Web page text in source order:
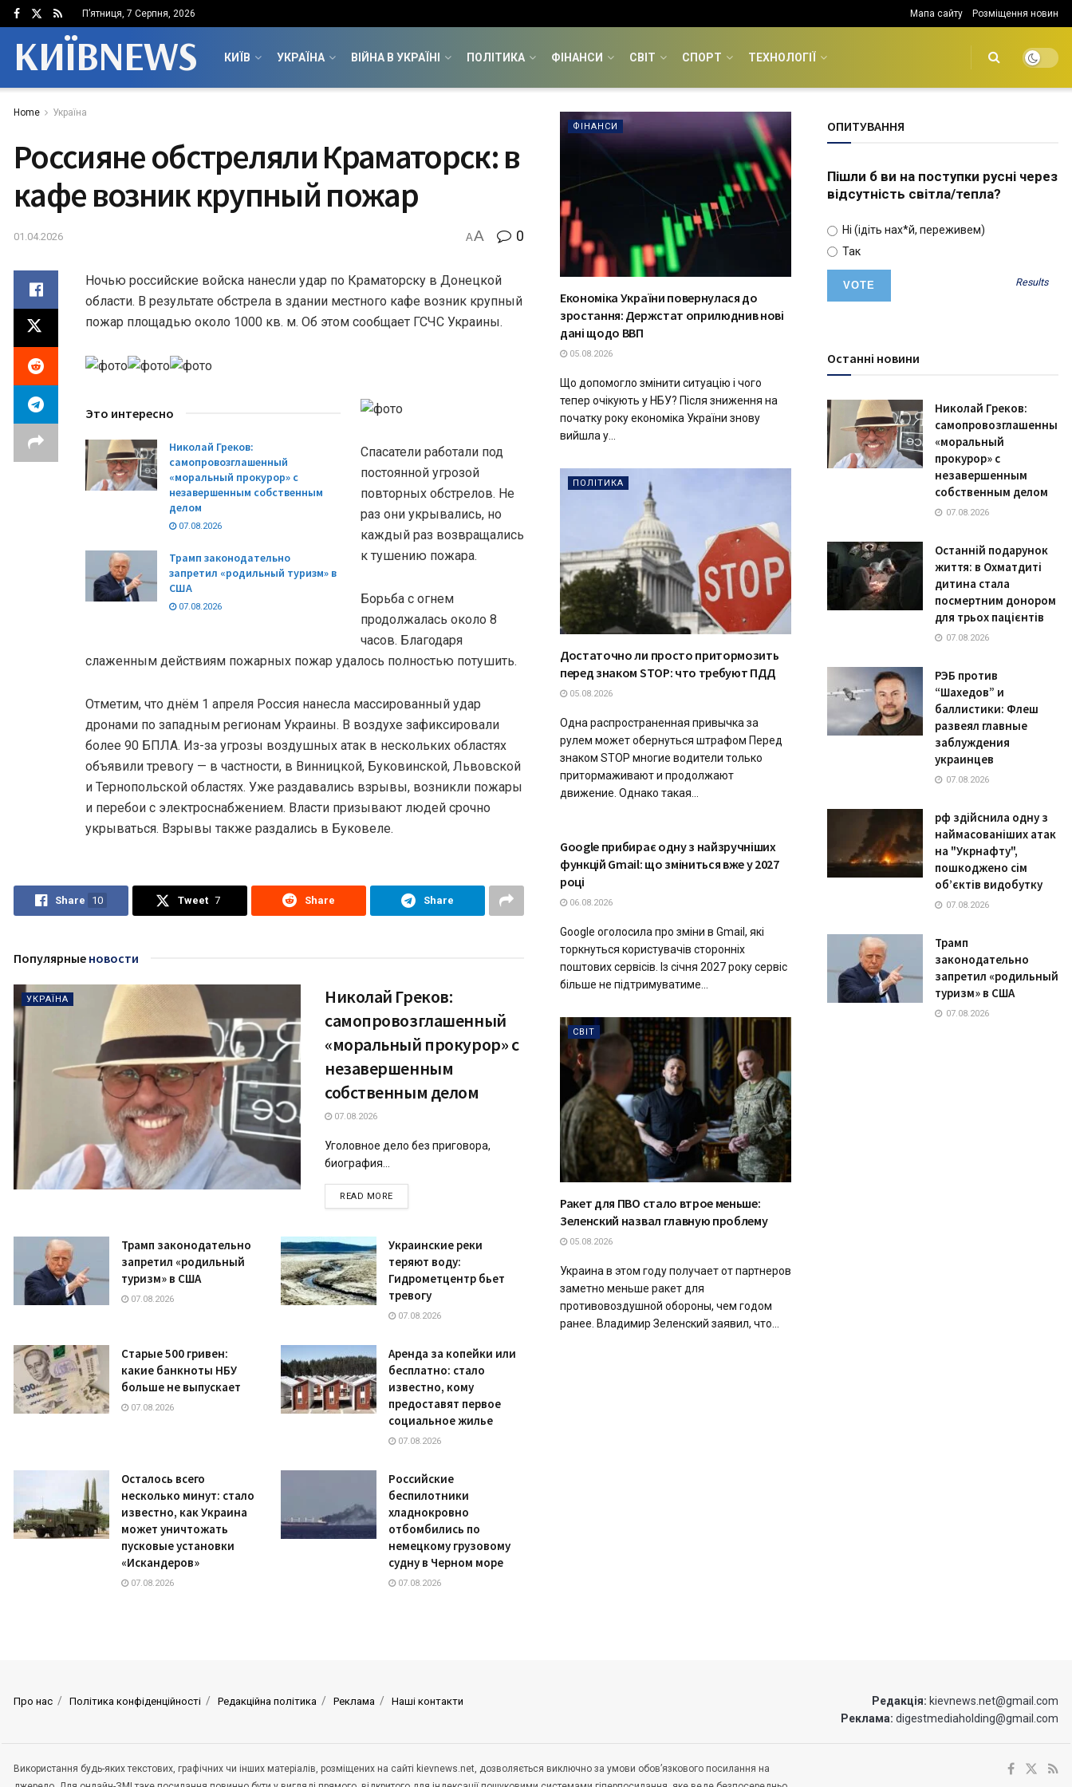
П’ятниця, 7 Серпня, 2026 Мапа сайту Розміщення новин
КИЇВNEWS КИЇВ УКРАЇНА ВІЙНА В УКРАЇНІ ПОЛІТИКА ФІНАНСИ СВІТ СПОРТ ТЕХНОЛОГІЇ
Home Україна
Россияне обстреляли Краматорск: в
кафе возник крупный пожар
01.04.2026 AA 0
Ночью российские войска нанесли удар по Краматорску в Донецкой
области. В результате обстрела в здании местного кафе возник крупный
пожар площадью около 1000 кв. м. Об этом сообщает ГСЧС Украины.
Это интересно
Николай Греков:
самопровозглашенный
«моральный прокурор» с
незавершенным собственным
делом
07.08.2026
Трамп законодательно
запретил «родильный туризм» в
США
07.08.2026
Спасатели работали под
постоянной угрозой
повторных обстрелов. Не
раз они укрывались, но
каждый раз возвращались
к тушению пожара.
Борьба с огнем
продолжалась около 8
часов. Благодаря
слаженным действиям пожарных пожар удалось полностью потушить.
Отметим, что днём 1 апреля Россия нанесла массированный удар
дронами по западным регионам Украины. В воздухе зафиксировали
более 90 БПЛА. Из-за угрозы воздушных атак в нескольких областях
объявили тревогу — в частности, в Винницкой, Буковинской, Львовской
и Тернопольской областях. Уже раздавались взрывы, возникли пожары
и перебои с электроснабжением. Власти призывают людей срочно
укрываться. Взрывы также раздались в Буковеле.
Share 10 Tweet 7 Share Share
Популярные новости
УКРАЇНА
Николай Греков:
самопровозглашенный
«моральный прокурор» с
незавершенным
собственным делом
07.08.2026
Уголовное дело без приговора,
биография...
READ MOREDETAILS
Трамп законодательно
запретил «родильный
туризм» в США
07.08.2026
Украинские реки
теряют воду:
Гидрометцентр бьет
тревогу
07.08.2026
Старые 500 гривен:
какие банкноты НБУ
больше не выпускает
07.08.2026
Аренда за копейки или
бесплатно: стало
известно, кому
предоставят первое
социальное жилье
07.08.2026
Осталось всего
несколько минут: стало
известно, как Украина
может уничтожать
пусковые установки
«Искандеров»
07.08.2026
Российские
беспилотники
хладнокровно
отбомбились по
немецкому грузовому
судну в Черном море
07.08.2026
ФІНАНСИ
Економіка України повернулася до
зростання: Держстат оприлюднив нові
дані щодо ВВП
05.08.2026
Що допомогло змінити ситуацію і чого
тепер очікують у НБУ? Після зниження на
початку року економіка України знову
вийшла у...
ПОЛІТИКА
Достаточно ли просто притормозить
перед знаком STOP: что требуют ПДД
05.08.2026
Одна распространенная привычка за
рулем может обернуться штрафом Перед
знаком STOP многие водители только
притормаживают и продолжают
движение. Однако такая...
ТЕХНОЛОГІЇ
Google прибирає одну з найзручніших
функцій Gmail: що зміниться вже у 2027
році
06.08.2026
Google оголосила про зміни в Gmail, які
торкнуться користувачів сторонніх
поштових сервісів. Із січня 2027 року сервіс
більше не підтримуватиме...
СВІТ
Ракет для ПВО стало втрое меньше:
Зеленский назвал главную проблему
05.08.2026
Украина в этом году получает от партнеров
заметно меньше ракет для
противовоздушной обороны, чем годом
ранее. Владимир Зеленский заявил, что...
ОПИТУВАННЯ
Пішли б ви на поступки русні через
відсутність світла/тепла?
Ні (ідіть нах*й, переживем)
Так
Results
Останні новини
Николай Греков:
самопровозглашенный
«моральный
прокурор» с
незавершенным
собственным делом
07.08.2026
Останній подарунок
життя: в Охматдиті
дитина стала
посмертним донором
для трьох пацієнтів
07.08.2026
РЭБ против
“Шахедов” и
баллистики: Флеш
развеял главные
заблуждения
украинцев
07.08.2026
рф здійснила одну з
наймасованіших атак
на "Укрнафту",
пошкоджено сім
об’єктів видобутку
07.08.2026
Трамп
законодательно
запретил «родильный
туризм» в США
07.08.2026
Про нас Політика конфіденційності Редакційна політика Реклама Наші контакти Редакція: kievnews.net@gmail.com
Реклама: digestmediaholding@gmail.com
Використання будь-яких текстових, графічних чи інших матеріалів, розміщених на сайті kievnews.net, дозволяється виключно за умови обов’язкового посилання на